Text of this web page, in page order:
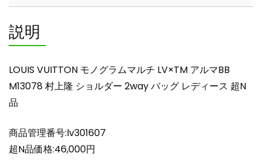
マ
M13078
村
隆
シ
ョ
ダ
ー
説明
LOUIS VUITTON モノグラムマルチ LV×TM アルマBB
M13078 村上隆 ショルダー 2way バッグ レディース 超N
品
商品管理番号:lv301607
超N品価格:46,000円